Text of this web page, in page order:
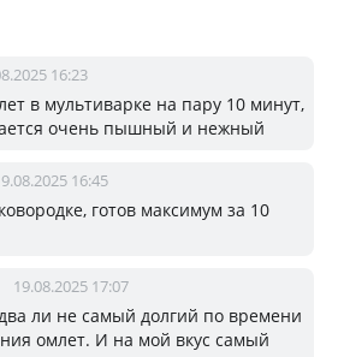
16:23
в мультиварке на пару 10 минут,
очень пышный и нежный
16:45
готов максимум за 10
19.08.2025 17:07
ли не самый долгий по времени
омлет. И на мой вкус самый